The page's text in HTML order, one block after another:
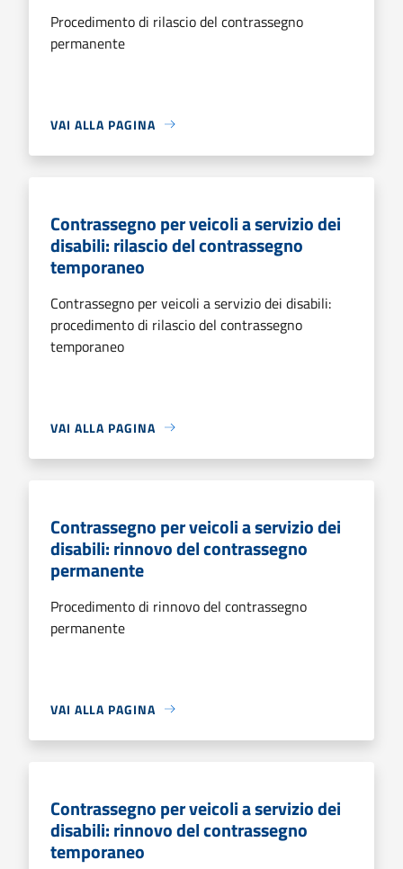
Procedimento di rilascio del contrassegno
permanente
VAI ALLA PAGINA
Contrassegno per veicoli a servizio dei
disabili: rilascio del contrassegno
temporaneo
Contrassegno per veicoli a servizio dei disabili:
procedimento di rilascio del contrassegno
temporaneo
VAI ALLA PAGINA
Contrassegno per veicoli a servizio dei
disabili: rinnovo del contrassegno
permanente
Procedimento di rinnovo del contrassegno
permanente
VAI ALLA PAGINA
Contrassegno per veicoli a servizio dei
disabili: rinnovo del contrassegno
temporaneo